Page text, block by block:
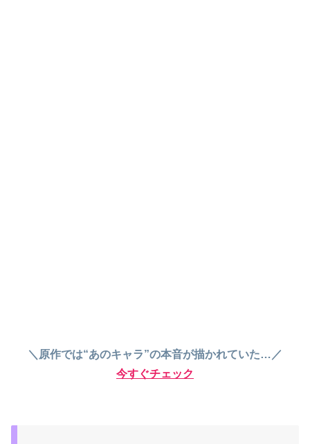
＼原作では“あのキャラ”の本音が描かれていた…／
今すぐチェック